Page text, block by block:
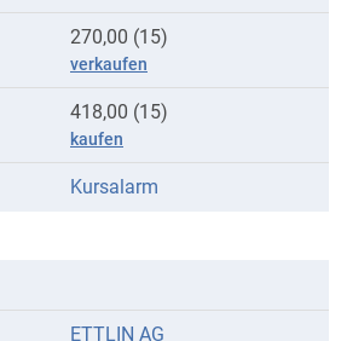
270,00 (15)
verkaufen
418,00 (15)
kaufen
Kursalarm
ETTLIN AG